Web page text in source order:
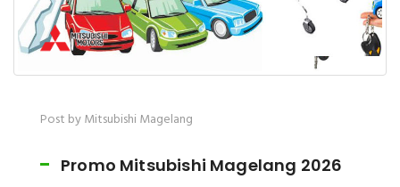
Post by Mitsubishi Magelang
Promo Mitsubishi Magelang 2026